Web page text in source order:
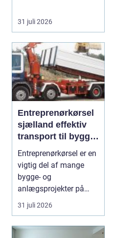
31 juli 2026
Entreprenørkørsel
sjælland effektiv
transport til bygge-
og anlægsopgaver
Entreprenørkørsel er en
vigtig del af mange
bygge- og
anlægsprojekter på
Sjælland. Uden sikker
og ef...
31 juli 2026